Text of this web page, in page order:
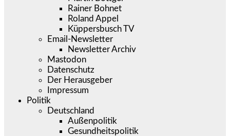
Rainer Bohnet
Roland Appel
Küppersbusch TV
Email-Newsletter
Newsletter Archiv
Mastodon
Datenschutz
Der Herausgeber
Impressum
Politik
Deutschland
Außenpolitik
Gesundheitspolitik